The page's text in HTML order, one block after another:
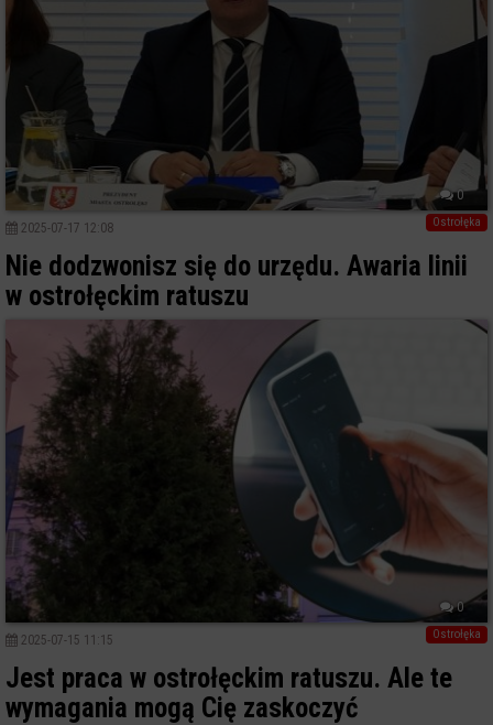
0
Ostrołęka
2025-07-17 12:08
Nie dodzwonisz się do urzędu. Awaria linii
w ostrołęckim ratuszu
0
Ostrołęka
2025-07-15 11:15
Jest praca w ostrołęckim ratuszu. Ale te
wymagania mogą Cię zaskoczyć